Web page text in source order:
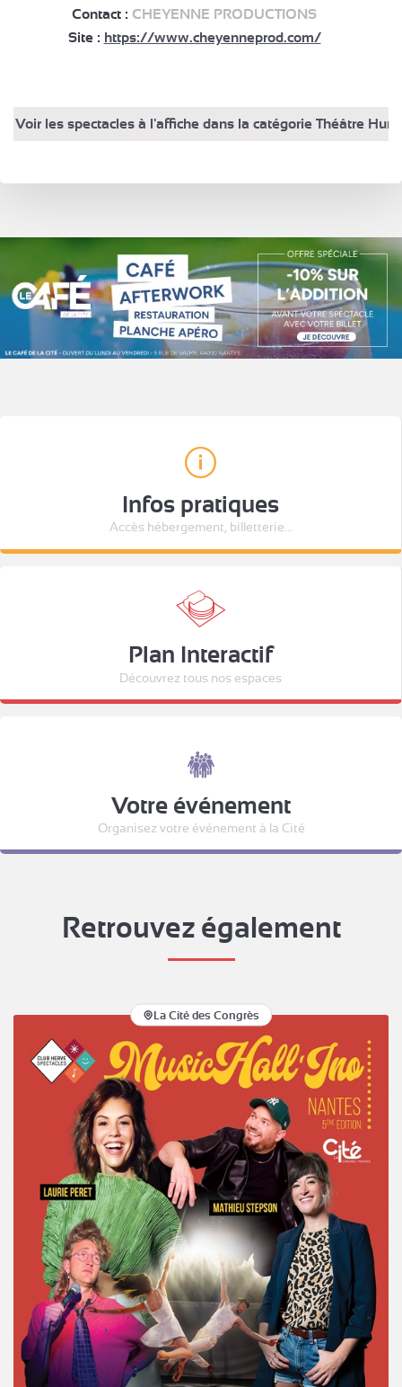
Contact : CHEYENNE PRODUCTIONS
Site : https://www.cheyenneprod.com/
Voir les spectacles à l'affiche dans la catégorie Théâtre
Infos pratiques
Accès hébergement, billetterie...
Plan Interactif
Découvrez tous nos espaces
Votre événement
Organisez votre événement à la Cité
Retrouvez également
La Cité des Congrès